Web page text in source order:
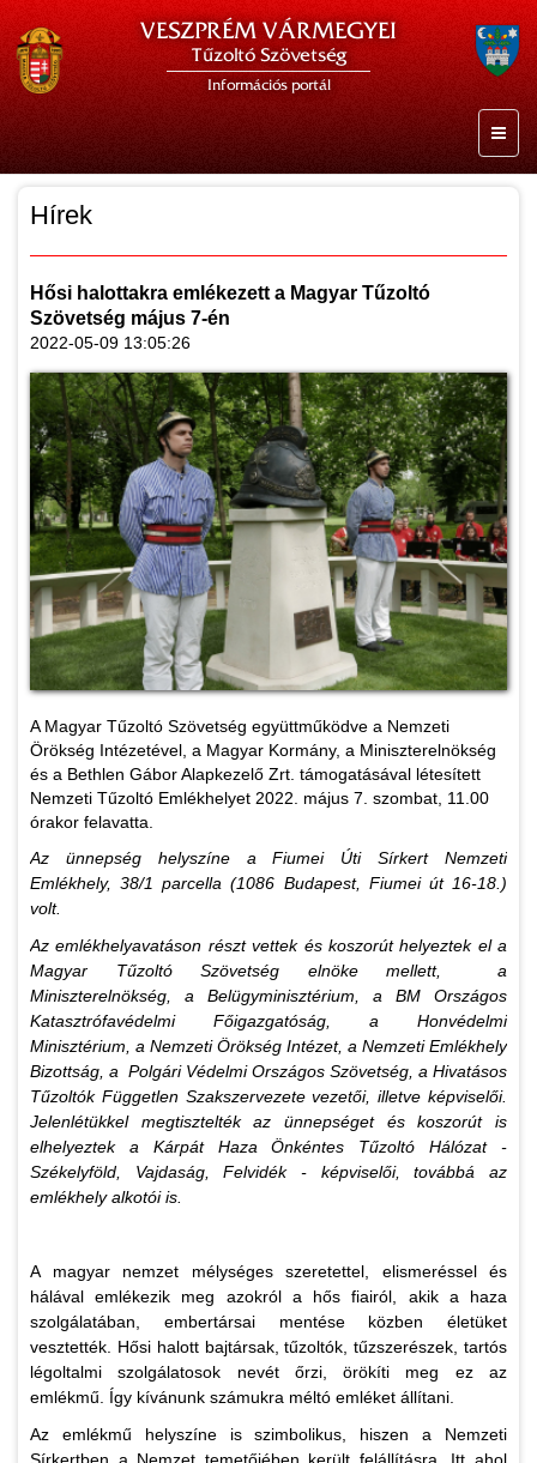
VESZPRÉM VÁRMEGYEI
Tűzoltó Szövetség
Információs portál
Hírek
Hősi halottakra emlékezett a Magyar Tűzoltó
Szövetség május 7-én
2022-05-09 13:05:26
A Magyar Tűzoltó Szövetség együttműködve a Nemzeti
Örökség Intézetével, a Magyar Kormány, a Miniszterelnökség
és a Bethlen Gábor Alapkezelő Zrt. támogatásával létesített
Nemzeti Tűzoltó Emlékhelyet 2022. május 7. szombat, 11.00
órakor felavatta.
Az ünnepség helyszíne a Fiumei Úti Sírkert Nemzeti
Emlékhely, 38/1 parcella (1086 Budapest, Fiumei út 16-18.)
volt.
Az emlékhelyavatáson részt vettek és koszorút helyeztek el a
Magyar Tűzoltó Szövetség elnöke mellett, a
Miniszterelnökség, a Belügyminisztérium, a BM Országos
Katasztrófavédelmi Főigazgatóság, a Honvédelmi
Minisztérium, a Nemzeti Örökség Intézet, a Nemzeti Emlékhely
Bizottság, a Polgári Védelmi Országos Szövetség, a Hivatásos
Tűzoltók Független Szakszervezete vezetői, illetve képviselői.
Jelenlétükkel megtisztelték az ünnepséget és koszorút is
elhelyeztek a Kárpát Haza Önkéntes Tűzoltó Hálózat -
Székelyföld, Vajdaság, Felvidék - képviselői, továbbá az
emlékhely alkotói is.
A magyar nemzet mélységes szeretettel, elismeréssel és
hálával emlékezik meg azokról a hős fiairól, akik a haza
szolgálatában, embertársai mentése közben életüket
vesztették. Hősi halott bajtársak, tűzoltók, tűzszerészek, tartós
légoltalmi szolgálatosok nevét őrzi, örökíti meg ez az
emlékmű. Így kívánunk számukra méltó emléket állítani.
Az emlékmű helyszíne is szimbolikus, hiszen a Nemzeti